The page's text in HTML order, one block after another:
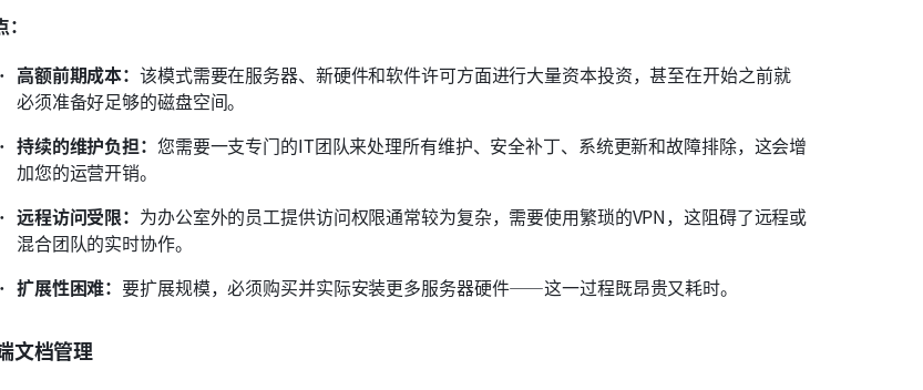
高额前期成本：该模式需要在服务器、新硬件和软件许可方面进行大量资本投资，甚至在开始之前就
必须准备好足够的磁盘空间。
持续的维护负担： 您需要一支专门的IT团队来处理所有维护、安全补丁、系统更新和故障排除，这会增
加您的运营开销。
远程访问受限： 为办公室外的员工提供访问权限通常较为复杂，需要使用繁琐的VPN，这阻碍了远程或
混合团队的实时协作。
扩展性困难： 要扩展规模，必须购买并实际安装更多服务器硬件——这一过程既昂贵又耗时。
文档管理